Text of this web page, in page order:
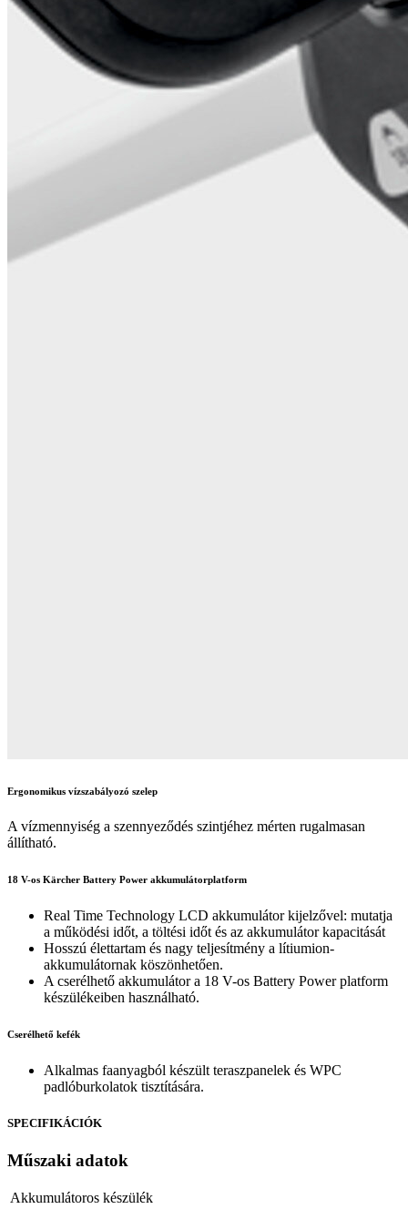
Ergonomikus vízszabályozó szelep
A vízmennyiség a szennyeződés szintjéhez mérten rugalmasan
állítható.
18 V-os Kärcher Battery Power akkumulátorplatform
Real Time Technology LCD akkumulátor kijelzővel: mutatja
a működési időt, a töltési időt és az akkumulátor kapacitását
Hosszú élettartam és nagy teljesítmény a lítiumion-
akkumulátornak köszönhetően.
A cserélhető akkumulátor a 18 V-os Battery Power platform
készülékeiben használható.
Cserélhető kefék
Alkalmas faanyagból készült teraszpanelek és WPC
padlóburkolatok tisztítására.
SPECIFIKÁCIÓK
Műszaki adatok
Akkumulátoros készülék